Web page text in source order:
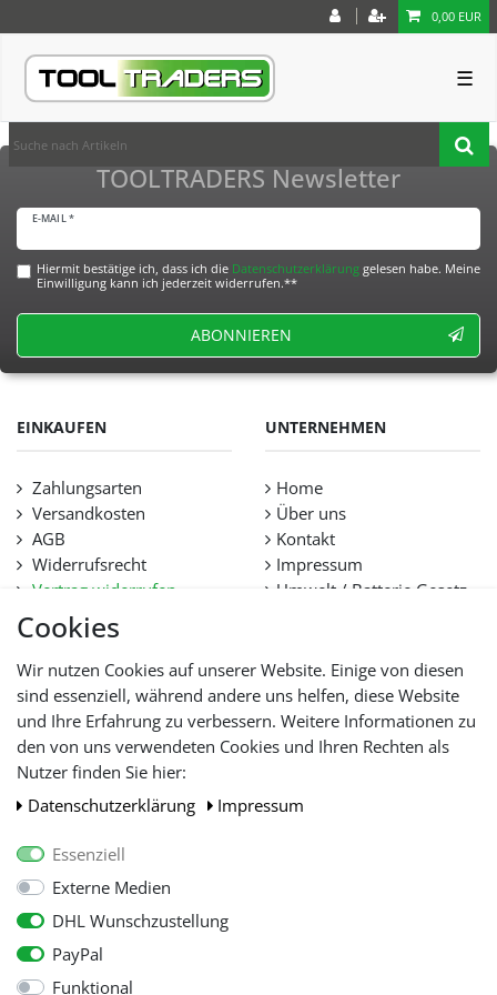
Cookies
Wir nutzen Cookies auf unserer Website. Einige von diesen
sind essenziell, während andere uns helfen, diese Website
und Ihre Erfahrung zu verbessern. Weitere Informationen zu
den von uns verwendeten Cookies und Ihren Rechten als
Nutzer finden Sie hier:
Daten­schutz­erklärung
Impressum
Essenziell
Externe Medien
DHL Wunschzustellung
PayPal
Funktional
0,00 EUR
☰
TOOLTRADERS Newsletter
E-MAIL *
Hiermit bestätige ich, dass ich die Daten­schutz­erklärunggelesen habe. Meine
Einwilligung kann ich jederzeit widerrufen.**
ABONNIEREN
EINKAUFEN
Zahlungsarten
Versandkosten
AGB
Widerrufsrecht
Vertrag widerrufen
Datenschutz
Hilfe
Lieferfristen und
Lieferbeschränkung
UNTERNEHMEN
Home
Über uns
Kontakt
Impressum
Umwelt / Batterie Gesetz
WIR AKZEPTIEREN